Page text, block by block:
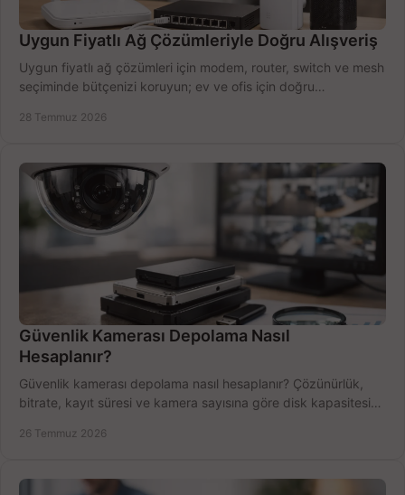
Uygun Fiyatlı Ağ Çözümleriyle Doğru Alışveriş
Uygun fiyatlı ağ çözümleri için modem, router, switch ve mesh
seçiminde bütçenizi koruyun; ev ve ofis için doğru
28 Temmuz 2026
Güvenlik Kamerası Depolama Nasıl
Hesaplanır?
Güvenlik kamerası depolama nasıl hesaplanır? Çözünürlük,
bitrate, kayıt süresi ve kamera sayısına göre disk kapasitesini
26 Temmuz 2026